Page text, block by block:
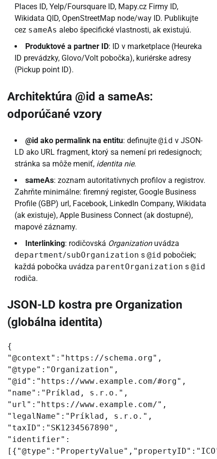
Places ID, Yelp/Foursquare ID, Mapy.cz Firmy ID,
Wikidata QID, OpenStreetMap node/way ID. Publikujte
cez sameAs alebo špecifické vlastnosti, ak existujú.
Produktové a partner ID: ID v marketplace (Heureka
ID prevádzky, Glovo/Volt pobočka), kuriérske adresy
(Pickup point ID).
Architektúra @id a sameAs:
odporúčané vzory
@id ako permalink na entitu: definujte @id v JSON-
LD ako URL fragment, ktorý sa nemení pri redesignoch;
stránka sa môže meniť, identita nie.
sameAs: zoznam autoritatívnych profilov a registrov.
Zahrňte minimálne: firemný register, Google Business
Profile (GBP) url, Facebook, LinkedIn Company, Wikidata
(ak existuje), Apple Business Connect (ak dostupné),
mapové záznamy.
Interlinking: rodičovská Organizationuvádza
department/subOrganization s @id pobočiek;
každá pobočka uvádza parentOrganization s @id
rodiča.
JSON-LD kostra pre Organization
(globálna identita)
{
"@context":"https://schema.org",
"@type":"Organization",
"@id":"https://www.example.com/#org",
"name":"Príklad, s.r.o.",
"url":"https://www.example.com/",
"legalName":"Príklad, s.r.o.",
"taxID":"SK1234567890",
"identifier":